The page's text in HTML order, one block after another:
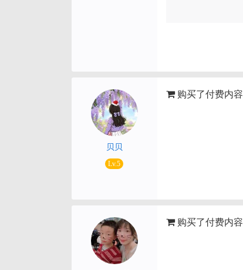
贝贝
Lv.5
购买了付费内容
购买了付费内容